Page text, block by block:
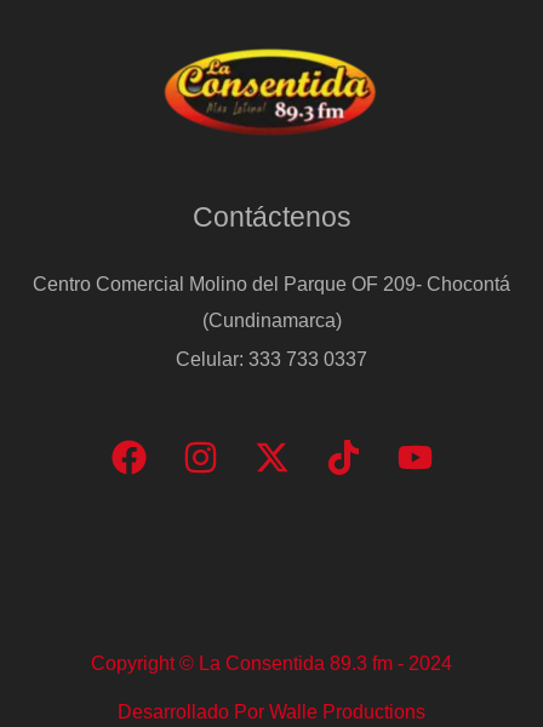
Contáctenos
Centro Comercial Molino del Parque OF 209- Chocontá
(Cundinamarca)
Celular: 333 733 0337
Copyright © La Consentida 89.3 fm - 2024
Desarrollado Por Walle Productions